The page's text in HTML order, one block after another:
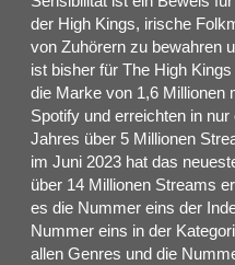
der High Kings, irische
von Zuhörern zu bewahren
ist bisher für The High
die Marke von 1,6 Millionen
Spotify und erreichten in
Jahres über 5 Millionen
im Juni 2023 hat das
über 14 Millionen Streams
es die Nummer eins der
Nummer eins in der
allen Genres und die